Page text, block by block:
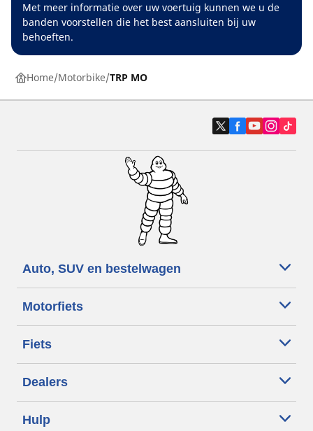
Met meer informatie over uw voertuig kunnen we u de
banden voorstellen die het best aansluiten bij uw
behoeften.
Home Motorbike TRP MO
Auto, SUV en bestelwagen
Motorfiets
Fiets
Dealers
Hulp